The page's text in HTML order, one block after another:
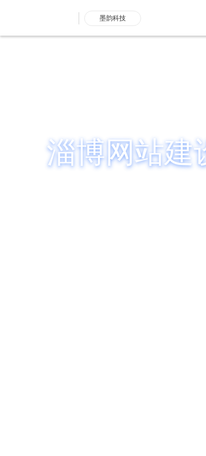
墨韵科技
淄博网站建